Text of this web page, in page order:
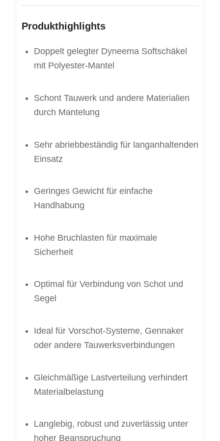
Produkthighlights
Doppelt gelegter Dyneema Softschäkel
mit Polyester-Mantel
Schont Tauwerk und andere Materialien
durch Mantelung
Sehr abriebbeständig für langanhaltenden
Einsatz
Geringes Gewicht für einfache
Handhabung
Hohe Bruchlasten für maximale
Sicherheit
Optimal für Verbindung von Schot und
Segel
Ideal für Vorschot-Systeme, Gennaker
oder andere Tauwerksverbindungen
Gleichmäßige Lastverteilung verhindert
Materialbelastung
Langlebig, robust und zuverlässig unter
hoher Beanspruchung